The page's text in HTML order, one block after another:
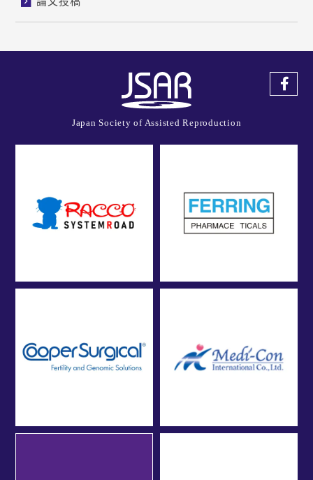
Japan Society of Assisted Reproduction